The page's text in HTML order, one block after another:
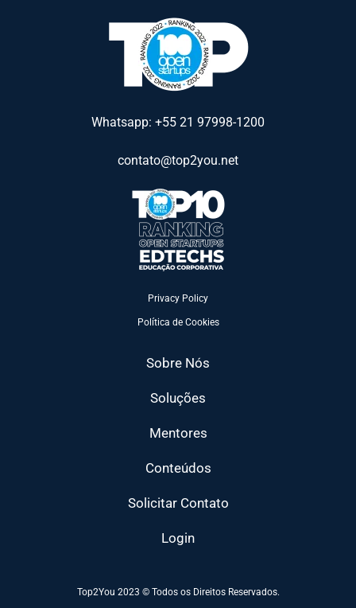
Whatsapp: +55 21 97998-1200
contato@top2you.net
Privacy Policy
Política de Cookies
Sobre Nós
Soluções
Mentores
Conteúdos
Solicitar Contato
Login
Top2You 2023 © Todos os Direitos Reservados.